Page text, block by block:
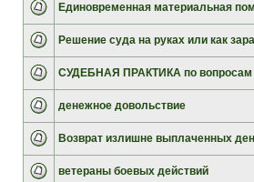
Единовременная материальная
Решение суда на руках или как
СУДЕБНАЯ ПРАКТИКА по вопросам
денежное довольствие
Возврат излишне выплаченных
ветераны боевых действий